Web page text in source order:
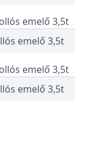
emelő 3,5t
emelő 3,5t